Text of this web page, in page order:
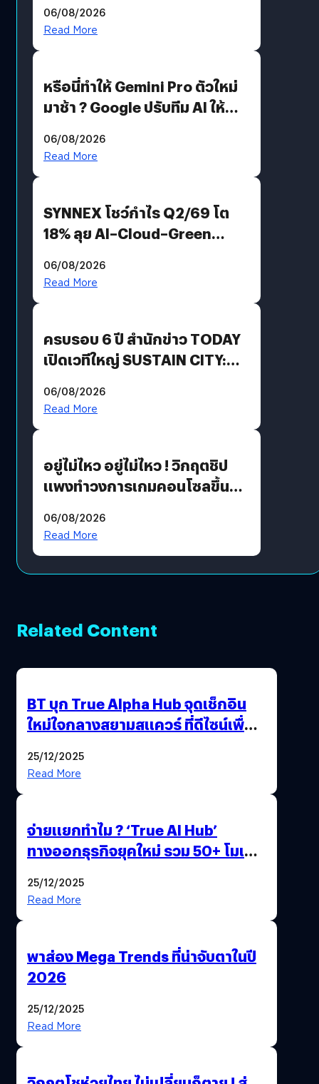
06/08/2026
Read More
หรือนี่ทำให้ Gemini Pro ตัวใหม่
มาช้า ? Google ปรับทีม AI ให้
AGI
06/08/2026
Read More
SYNNEX โชว์กำไร Q2/69 โต
18% ลุย AI–Cloud–Green
Revenue เร่งเครื่อง New
06/08/2026
Read More
ครบรอบ 6 ปี สำนักข่าว TODAY
เปิดเวทีใหญ่ SUSTAIN CITY:
แนวทางปรับตัวสู่เศรษฐกิจสี
06/08/2026
Read More
อยู่ไม่ไหว อยู่ไม่ไหว ! วิกฤตชิป
แพงทำวงการเกมคอนโซลขึ้น
?
06/08/2026
Read More
Related Content
BT บุก True Alpha Hub จุดเช็กอิน
ใหม่ใจกลางสยามสแควร์ ที่ดีไซน์เพื่อ
25/12/2025
Read More
จ่ายแยกทำไม ? ‘True AI Hub’
ทางออกธุรกิจยุคใหม่ รวม 50+ โมเดล
25/12/2025
Read More
พาส่อง Mega Trends ที่น่าจับตาในปี
2026
25/12/2025
Read More